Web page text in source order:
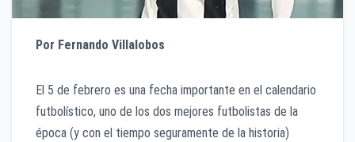
Por Fernando Villalobos
El 5 de febrero es una fecha importante en el calendario
futbolístico, uno de los dos mejores futbolistas de la
época (y con el tiempo seguramente de la historia)